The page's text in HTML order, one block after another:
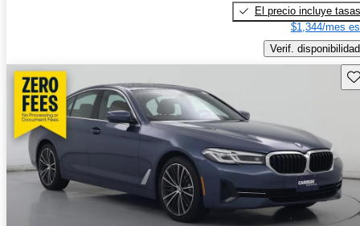
El precio incluye tasas
$1,344/mes
Verif. disponibilidad